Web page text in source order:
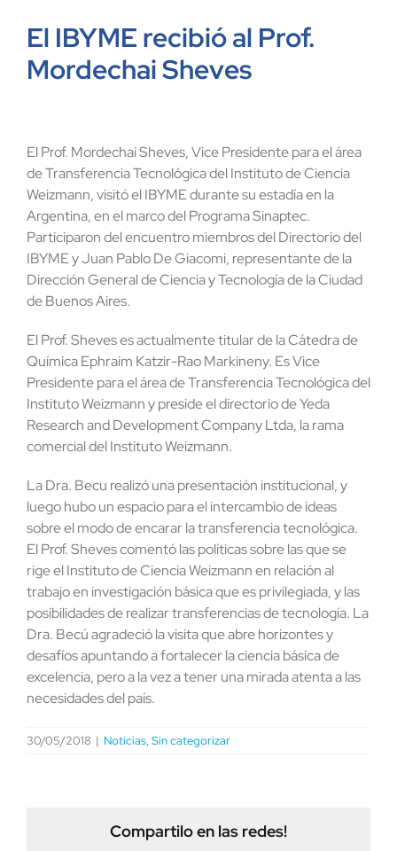
El IBYME recibió al Prof.
Mordechai Sheves
El Prof. Mordechai Sheves, Vice Presidente para el área
de Transferencia Tecnológica del Instituto de Ciencia
Weizmann, visitó el IBYME durante su estadía en la
Argentina, en el marco del Programa Sinaptec.
Participaron del encuentro miembros del Directorio del
IBYME y Juan Pablo De Giacomi, representante de la
Dirección General de Ciencia y Tecnología de la Ciudad
de Buenos Aires.
El Prof. Sheves es actualmente titular de la Cátedra de
Química Ephraim Katzir-Rao Markineny. Es Vice
Presidente para el área de Transferencia Tecnológica del
Instituto Weizmann y preside el directorio de Yeda
Research and Development Company Ltda, la rama
comercial del Instituto Weizmann.
La Dra. Becu realizó una presentación institucional, y
luego hubo un espacio para el intercambio de ideas
sobre el modo de encarar la transferencia tecnológica.
El Prof. Sheves comentó las políticas sobre las que se
rige el Instituto de Ciencia Weizmann en relación al
trabajo en investigación básica que es privilegiada, y las
posibilidades de realizar transferencias de tecnología. La
Dra. Becú agradeció la visita que abre horizontes y
desafíos apuntando a fortalecer la ciencia básica de
excelencia, pero a la vez a tener una mirada atenta a las
necesidades del país.
30/05/2018 | Noticias,Sin categorizar
Compartilo en las redes!